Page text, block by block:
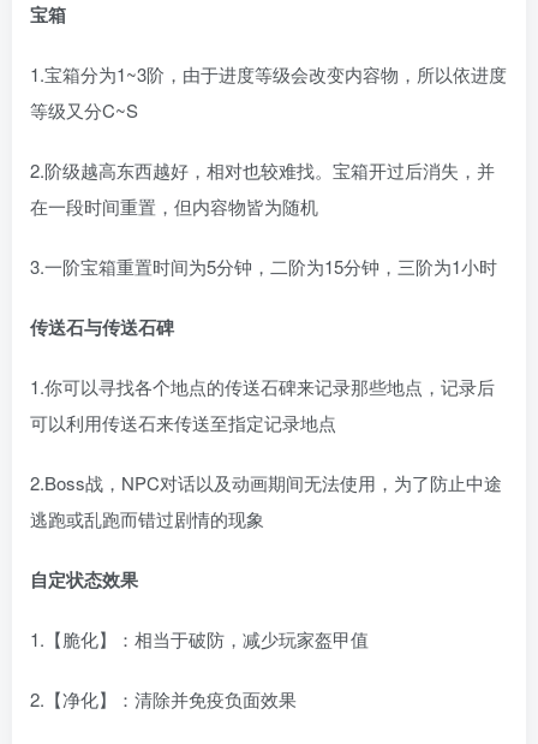
宝箱
1.宝箱分为1~3阶，由于进度等级会改变内容物，所以依进度
等级又分C~S
2.阶级越高东西越好，相对也较难找。宝箱开过后消失，并
在一段时间重置，但内容物皆为随机
3.一阶宝箱重置时间为5分钟，二阶为15分钟，三阶为1小时
传送石与传送石碑
1.你可以寻找各个地点的传送石碑来记录那些地点，记录后
可以利用传送石来传送至指定记录地点
2.Boss战，NPC对话以及动画期间无法使用，为了防止中途
逃跑或乱跑而错过剧情的现象
自定状态效果
1.【脆化】：相当于破防，减少玩家盔甲值
2.【净化】：清除并免疫负面效果